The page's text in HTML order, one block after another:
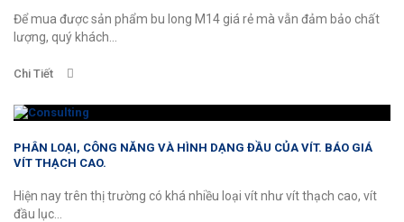
Để mua được sản phẩm bu long M14 giá rẻ mà vẫn đảm bảo chất
lượng, quý khách...
Chi Tiết
PHÂN LOẠI, CÔNG NĂNG VÀ HÌNH DẠNG ĐẦU CỦA VÍT. BÁO GIÁ
VÍT THẠCH CAO.
Hiện nay trên thị trường có khá nhiều loại vít như vít thạch cao, vít
đầu lục...